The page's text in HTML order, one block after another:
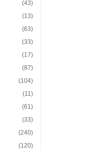
(43)
(13)
(63)
(33)
(17)
(87)
(104)
(11)
(61)
(33)
(240)
(120)